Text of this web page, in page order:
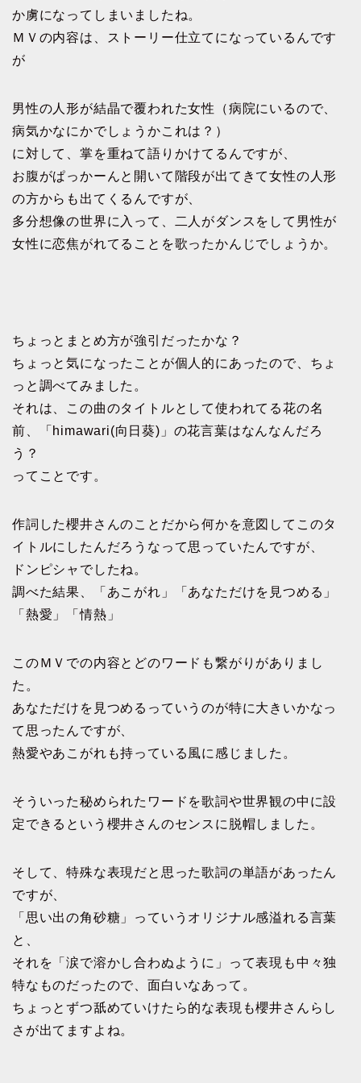
か虜になってしまいましたね。
ＭＶの内容は、ストーリー仕立てになっているんです
が
男性の人形が結晶で覆われた女性（病院にいるので、
病気かなにかでしょうかこれは？）
に対して、掌を重ねて語りかけてるんですが、
お腹がぱっかーんと開いて階段が出てきて女性の人形
の方からも出てくるんですが、
多分想像の世界に入って、二人がダンスをして男性が
女性に恋焦がれてることを歌ったかんじでしょうか。
ちょっとまとめ方が強引だったかな？
ちょっと気になったことが個人的にあったので、ちょ
っと調べてみました。
それは、この曲のタイトルとして使われてる花の名
前、「himawari(向日葵)」の花言葉はなんなんだろ
う？
ってことです。
作詞した櫻井さんのことだから何かを意図してこのタ
イトルにしたんだろうなって思っていたんですが、
ドンピシャでしたね。
調べた結果、
「あこがれ」「あなただけを見つめる」
「熱愛」「情熱」
このＭＶでの内容とどのワードも繋がりがありまし
た。
あなただけを見つめるっていうのが特に大きいかなっ
て思ったんですが、
熱愛やあこがれも持っている風に感じました。
そういった秘められたワードを歌詞や世界観の中に設
定できるという櫻井さんのセンスに脱帽しました。
そして、特殊な表現だと思った歌詞の単語があったん
ですが、
「思い出の角砂糖」っていうオリジナル感溢れる言葉
と、
それを「涙で溶かし合わぬように」って表現も中々独
特なものだったので、面白いなあって。
ちょっとずつ舐めていけたら的な表現も櫻井さんらし
さが出てますよね。